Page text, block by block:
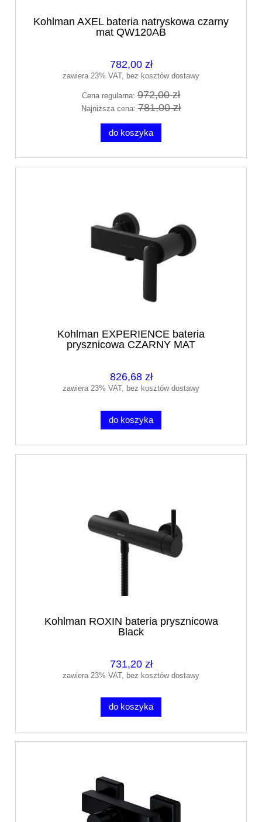
Kohlman AXEL bateria natryskowa czarny
mat QW120AB
782,00 zł
zawiera 23% VAT, bez kosztów dostawy
Cena regularna: 972,00 zł
Najniższa cena: 781,00 zł
do koszyka
Kohlman EXPERIENCE bateria
prysznicowa CZARNY MAT
826,68 zł
zawiera 23% VAT, bez kosztów dostawy
do koszyka
Kohlman ROXIN bateria prysznicowa
Black
731,20 zł
zawiera 23% VAT, bez kosztów dostawy
do koszyka